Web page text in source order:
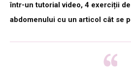
într-un tutorial video, 4 exerciții
abdomenului cu un articol cât se